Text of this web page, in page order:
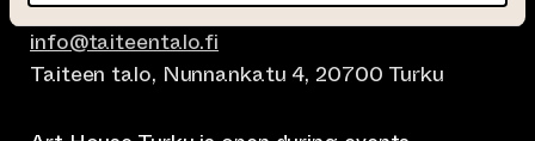
info@taiteentalo.fi
Taiteen talo, Nunnankatu 4, 20700 Turku